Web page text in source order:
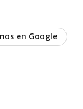
en Google